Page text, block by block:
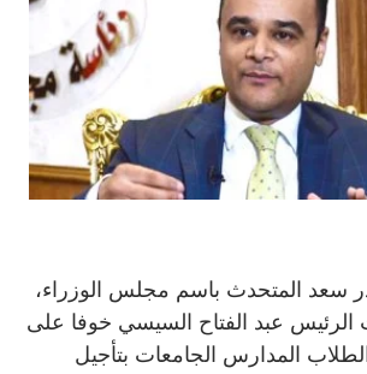
سعد المتحدث باسم مجلس الوزراء،
الرئيس عبد الفتاح السيسي خوفا على
المدارس الجامعات بتأجيل